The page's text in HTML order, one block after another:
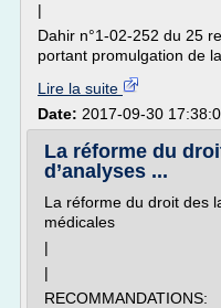
|
Dahir n°1-02-252 du 25
portant promulgation de la
Lire la suite
Date: 2017-09-30
La réforme du
d’analyses ...
La réforme du droit des
médicales
|
|
RECOMMANDATIONS: